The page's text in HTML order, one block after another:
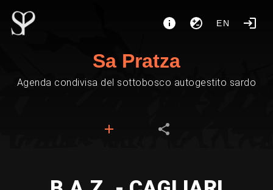
EN
Sa Pratza
Agenda condivisa del sottobosco autogestito sardo